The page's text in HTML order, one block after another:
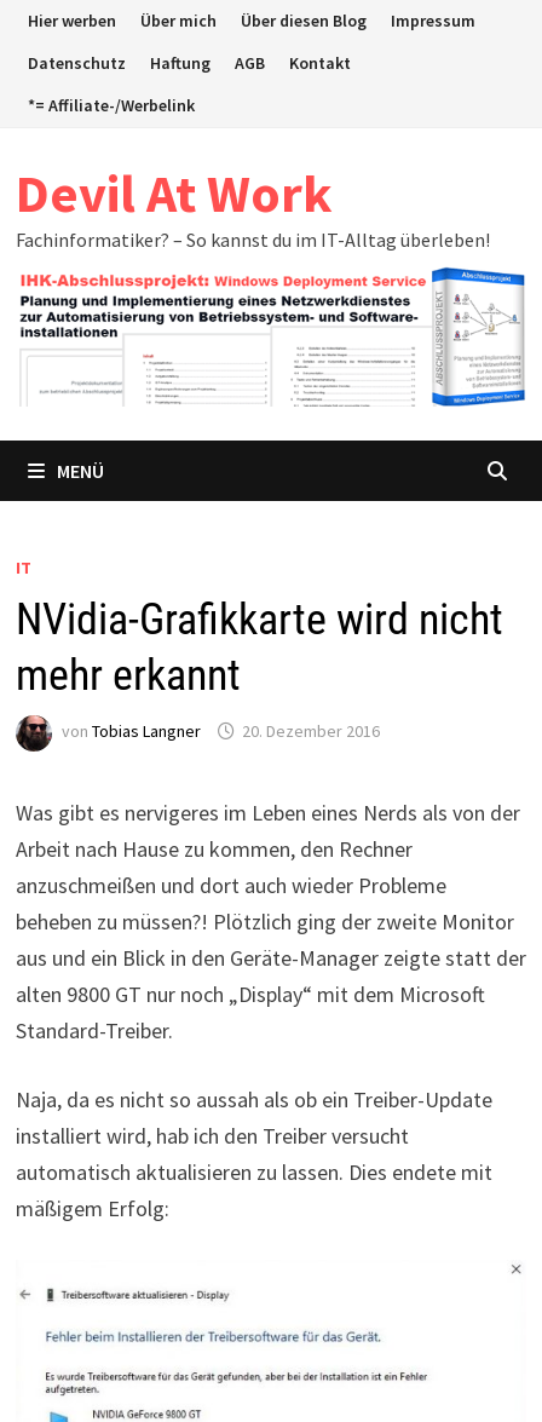
ZumHier werben Über mich Über diesen Blog
Impressum
Datenschutz
Haftung AGB
Kontakt
*= Affiliate-/Werbelink
Devil At Work
Fachinformatiker? – So kannst du im IT-Alltag überleben!
MENÜ
IT
NVidia-Grafikkarte wird nicht
mehr erkannt
von Tobias Langner 20. Dezember 2016
Was gibt es nervigeres im Leben eines Nerds als von der
Arbeit nach Hause zu kommen, den Rechner
anzuschmeißen und dort auch wieder Probleme
beheben zu müssen?! Plötzlich ging der zweite Monitor
aus und ein Blick in den Geräte-Manager zeigte statt der
alten 9800 GT nur noch „Display“ mit dem Microsoft
Standard-Treiber.
Naja, da es nicht so aussah als ob ein Treiber-Update
installiert wird, hab ich den Treiber versucht
automatisch aktualisieren zu lassen. Dies endete mit
mäßigem Erfolg: